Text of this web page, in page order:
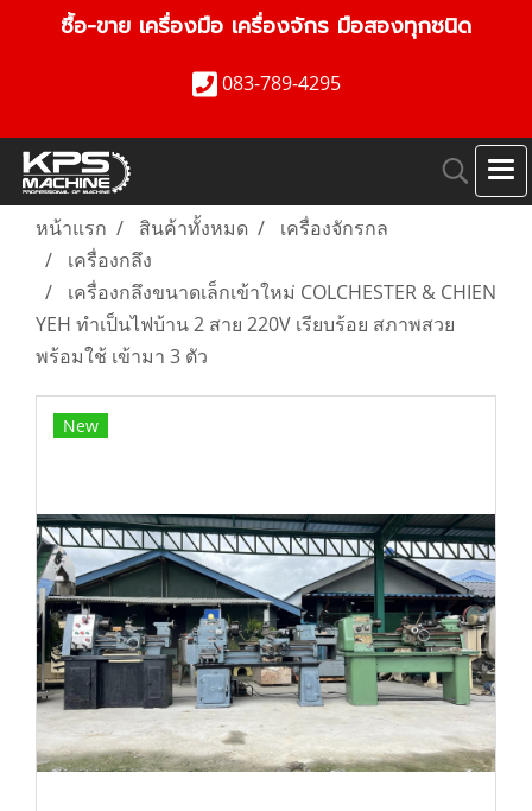
ซื้อ-ขาย เครื่องมือ เครื่องจักร มือสองทุกชนิด
083-789-4295
หน้าแรก สินค้าทั้งหมด
เครื่องจักรกล
เครื่องกลึง
เครื่องกลึงขนาดเล็กเข้าใหม่ COLCHESTER & CHIEN
YEH ทำเป็นไฟบ้าน 2 สาย 220V เรียบร้อย สภาพสวย
พร้อมใช้ เข้ามา 3 ตัว
New